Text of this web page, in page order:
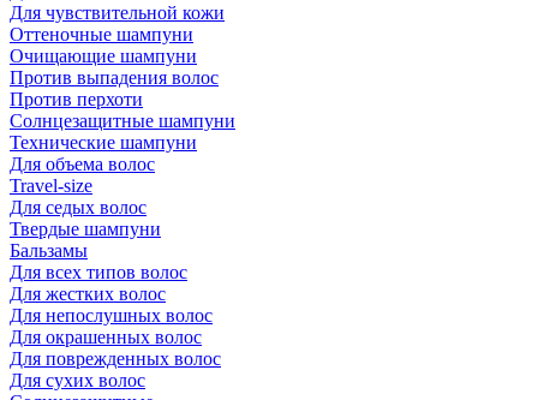
Для чувствительной кожи
Оттеночные шампуни
Очищающие шампуни
Против выпадения волос
Против перхоти
Солнцезащитные шампуни
Технические шампуни
Для объема волос
Travel-size
Для седых волос
Твердые шампуни
Бальзамы
Для всех типов волос
Для жестких волос
Для непослушных волос
Для окрашенных волос
Для поврежденных волос
Для сухих волос